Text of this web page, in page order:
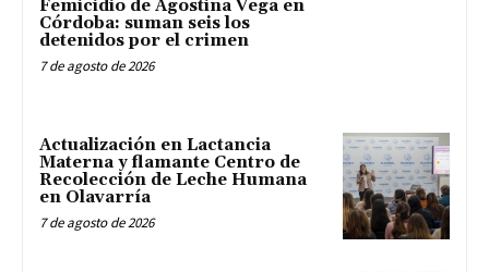
Femicidio de Agostina Vega en
Córdoba: suman seis los
detenidos por el crimen
7 de agosto de 2026
Actualización en Lactancia
Materna y flamante Centro de
Recolección de Leche Humana
en Olavarría
7 de agosto de 2026